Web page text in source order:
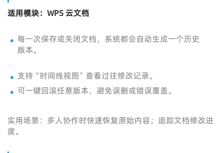
适用模块：WPS 云文档
每一次保存或关闭文档，系统都会自动生成一个历史
版本。
支持“时间线视图”查看过往修改记录。
可一键回滚任意版本，避免误删或错误覆盖。
实用场景：多人协作时快速恢复原始内容；追踪文档修改进
度。